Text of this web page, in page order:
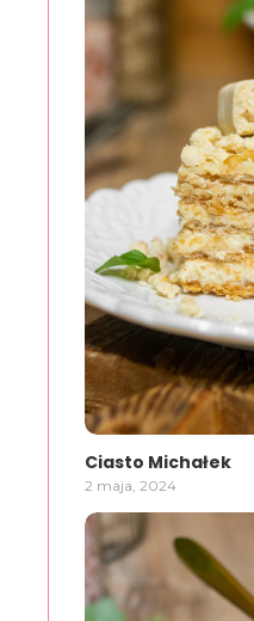
Ciasto Michałek
2 maja, 2024